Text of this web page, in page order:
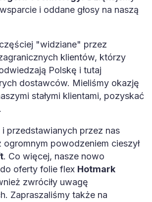
i oddane głosy na naszą
"widziane" przez
klientów, którzy
Polskę i tutaj
dostawców. Mieliśmy okazję
stałymi klientami, pozyskać
przedstawianych przez nas
powodzeniem cieszył
. Co więcej, nasze nowo
oferty folie flex Hotmark
zwróciły uwagę
Zapraszaliśmy także na